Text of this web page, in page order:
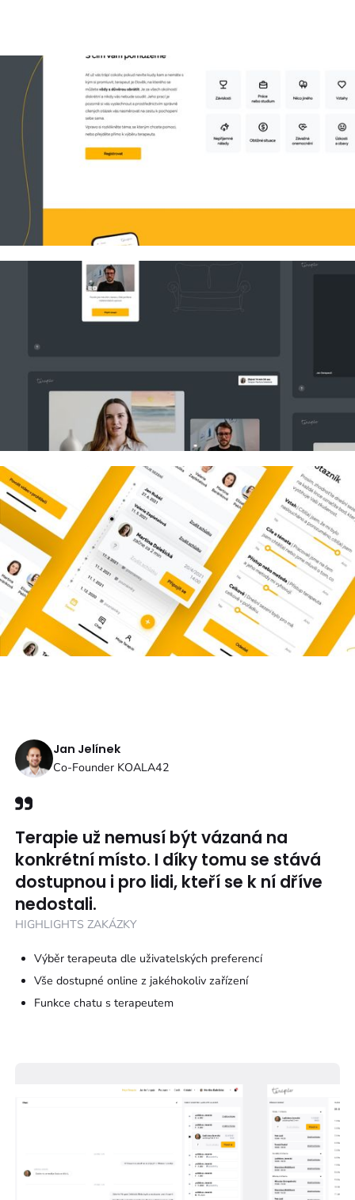
Jan Jelínek
Co-Founder KOALA42
Terapie už nemusí být vázaná na
konkrétní místo. I díky tomu se stává
dostupnou i pro lidi, kteří se k ní dříve
nedostali.
HIGHLIGHTS ZAKÁZKY
Výběr terapeuta dle uživatelských preferencí
Vše dostupné online z jakéhokoliv zařízení
Funkce chatu s terapeutem